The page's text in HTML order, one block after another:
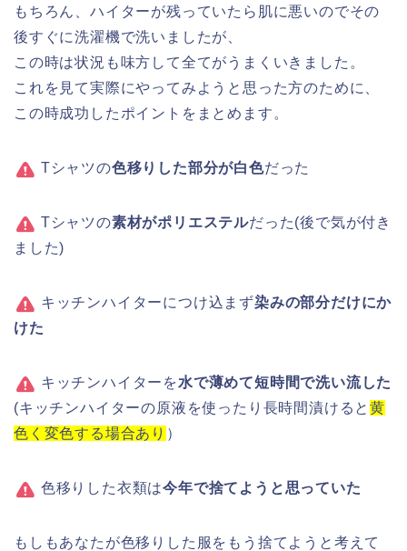
もちろん、ハイターが残っていたら肌に悪いのでその
後すぐに洗濯機で洗いましたが、
この時は状況も味方して全てがうまくいきました。
これを見て実際にやってみようと思った方のために、
この時成功したポイントをまとめます。
Tシャツの色移りした部分が白色だった
Tシャツの素材がポリエステルだった(後で気が付き
ました)
キッチンハイターにつけ込まず染みの部分だけにか
けた
キッチンハイターを水で薄めて短時間で洗い流した
(キッチンハイターの原液を使ったり長時間漬けると黄
色く変色する場合あり ）
色移りした衣類は今年で捨てようと思っていた
もしもあなたが色移りした服をもう捨てようと考えて